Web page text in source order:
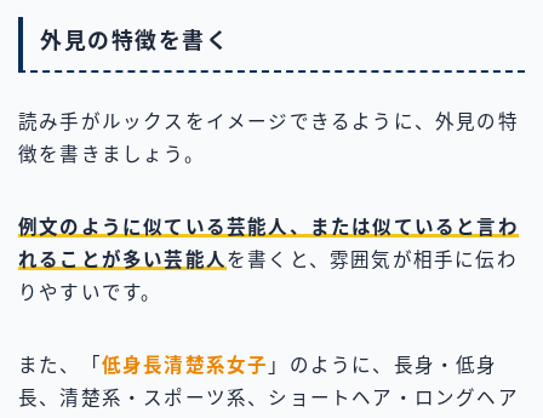
外見の特徴を書く
読み手がルックスをイメージできるように、外見の特
徴を書きましょう。
例文のように似ている芸能人、または似ていると言わ
れることが多い芸能人 を書くと、雰囲気が相手に伝わ
りやすいです。
また、「 低身長清楚系女子 」のように、長身・低身
長、清楚系・スポーツ系、ショートヘア・ロングヘア